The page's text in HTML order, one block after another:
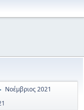
Νοέμβριος 2021